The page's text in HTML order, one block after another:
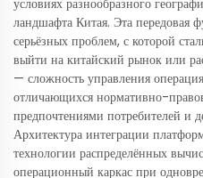
ландшафта Китая. Эта передовая
серьёзных проблем, с которой
выйти на китайский рынок или
— сложность управления
отличающихся нормативно-
предпочтениями потребителей и
Архитектура интеграции
технологии распределённых
операционный каркас при